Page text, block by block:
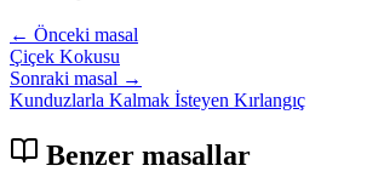
← Önceki masal
Çiçek Kokusu
Sonraki masal →
Kunduzlarla Kalmak İsteyen Kırlangıç
Benzer masallar